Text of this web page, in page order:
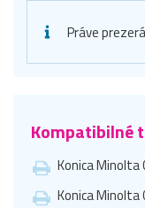
Práve prezerá
Kompatibilné
Konica Minolta
Konica Minolta